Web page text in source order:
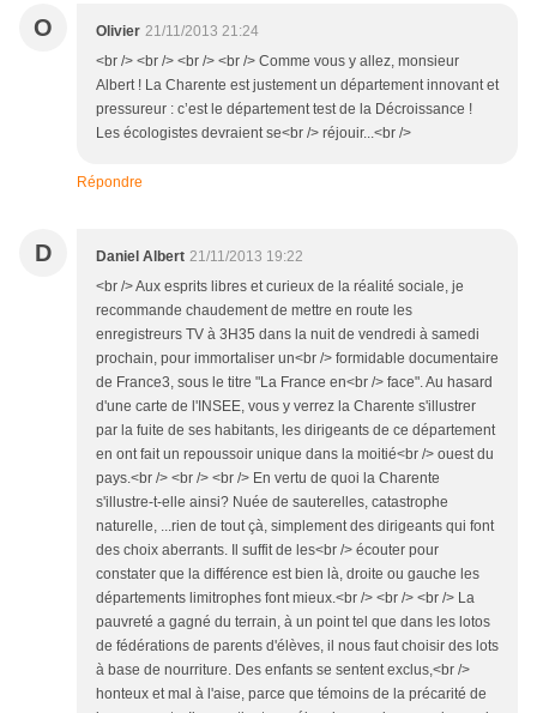
O Olivier 21/11/2013 21:24
<br /> <br /> <br /> <br /> Comme vous y allez, monsieur
Albert ! La Charente est justement un département innovant et
pressureur : c’est le département test de la Décroissance !
Les écologistes devraient se<br /> réjouir...<br />
Répondre
D Daniel Albert 21/11/2013 19:22
<br /> Aux esprits libres et curieux de la réalité sociale, je
recommande chaudement de mettre en route les
enregistreurs TV à 3H35 dans la nuit de vendredi à samedi
prochain, pour immortaliser un<br /> formidable documentaire
de France3, sous le titre "La France en<br /> face". Au hasard
d'une carte de l'INSEE, vous y verrez la Charente s'illustrer
par la fuite de ses habitants, les dirigeants de ce département
en ont fait un repoussoir unique dans la moitié<br /> ouest du
pays.<br /> <br /> <br /> En vertu de quoi la Charente
s'illustre-t-elle ainsi? Nuée de sauterelles, catastrophe
naturelle, ...rien de tout çà, simplement des dirigeants qui font
des choix aberrants. Il suffit de les<br /> écouter pour
constater que la différence est bien là, droite ou gauche les
départements limitrophes font mieux.<br /> <br /> <br /> La
pauvreté a gagné du terrain, à un point tel que dans les lotos
de fédérations de parents d'élèves, il nous faut choisir des lots
à base de nourriture. Des enfants se sentent exclus,<br />
honteux et mal à l'aise, parce que témoins de la précarité de